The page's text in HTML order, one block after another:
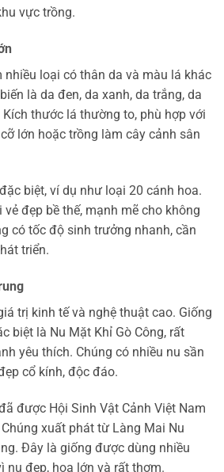
vực trồng.
nhiều loại có thân da và màu lá khác
là da đen, da xanh, da trắng, da
Kích thước lá thường to, phù hợp với
lớn hoặc trồng làm cây cảnh sân
biệt, ví dụ như loại 20 cánh hoa.
đẹp bề thế, mạnh mẽ cho không
có tốc độ sinh trưởng nhanh, cần
triển.
trị kinh tế và nghệ thuật cao. Giống
biệt là Nu Mặt Khỉ Gò Công, rất
yêu thích. Chúng có nhiều nu sần
cổ kính, độc đáo.
được Hội Sinh Vật Cảnh Việt Nam
xuất phát từ Làng Mai Nu
Đây là giống được dùng nhiều
nu đẹp, hoa lớn và rất thơm.